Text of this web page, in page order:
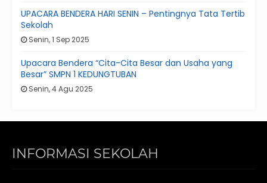
UPACARA BENDERA HARI SENIN – Pentingnya Tata Tertib
Sekolah
Senin, 1 Sep 2025
Upacara Bendera “Cita-Cita Besar dan Usaha yang
Besar” SMPN 1 KEDUNGTUBAN
Senin, 4 Agu 2025
INFORMASI SEKOLAH